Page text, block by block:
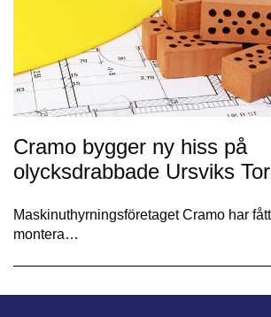
Cramo bygger ny hiss på
olycksdrabbade Ursviks
Maskinuthyrningsföretaget Cramo har
montera…